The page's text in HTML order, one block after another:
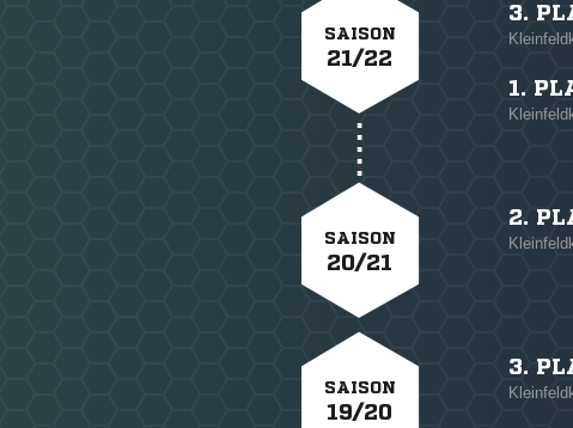
SAISON
21/22
3.
1.
SAISON
20/21
2.
SAISON
19/20
3.